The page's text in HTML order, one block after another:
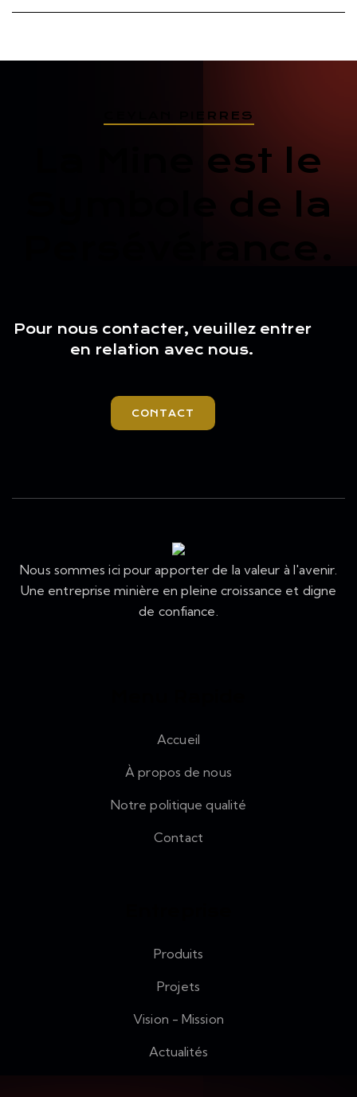
CEYLAN PIERRES
La Mine est le
Symbole de la
Persévérance.
Pour nous contacter, veuillez entrer
en relation avec nous.
CONTACT
Nous sommes ici pour apporter de la valeur à l'avenir.
Une entreprise minière en pleine croissance et digne
de confiance.
Accueil
À propos de nous
Notre politique qualité
Contact
Produits
Projets
Vision - Mission
Actualités